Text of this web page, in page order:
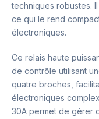
techniques robustes. Il
ce qui le rend
électroniques.
Ce relais haute
de contrôle utilisant
quatre broches,
électroniques
30A permet de gérer